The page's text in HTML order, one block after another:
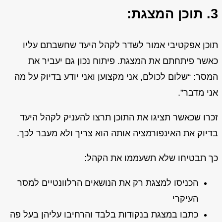
3. תוכן המצגת:
תוכן אפקטיבי אמור לשדר לקהל היעד שחשבתם עליו
כאשר פיתחתם את המצגת. פיתוח נכון גם יעביר את
המסר: “שלום לכולם, אני מקצוען ואני יודע בדיוק על מה
אני מדבר”.
זכרו שכאשר תציגו את התוכן תרצו להעניק לקהל היעד
בדיוק את האינפורמציה אותה הוא צריך ולא מעבר לכך.
כך תבטיחו שלא תשעממו את הקהל:
הכניסו למצגת רק את הנושאים הרלוונטיים למסר
העיקרי
כתבו במצגת בנקודות בלבד והרחיבו עליהן בעל פה